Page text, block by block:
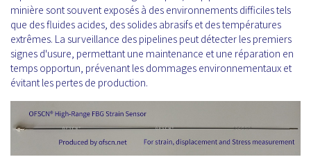
minière sont souvent exposés à des environnements difficiles tels
que des fluides acides, des solides abrasifs et des températures
extrêmes. La surveillance des pipelines peut détecter les premiers
signes d'usure, permettant une maintenance et une réparation en
temps opportun, prévenant les dommages environnementaux et
évitant les pertes de production.